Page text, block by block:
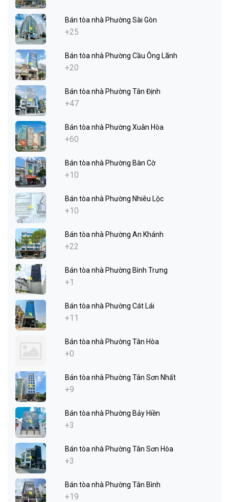
Bán tòa nhà Phường Sài Gòn
+25
Bán tòa nhà Phường Cầu Ông Lãnh
+20
Bán tòa nhà Phường Tân Định
+47
Bán tòa nhà Phường Xuân Hòa
+60
Bán tòa nhà Phường Bàn Cờ
+10
Bán tòa nhà Phường Nhiêu Lộc
+10
Bán tòa nhà Phường An Khánh
+22
Bán tòa nhà Phường Bình Trưng
+1
Bán tòa nhà Phường Cát Lái
+11
Bán tòa nhà Phường Tân Hòa
+0
Bán tòa nhà Phường Tân Sơn Nhất
+9
Bán tòa nhà Phường Bảy Hiền
+3
Bán tòa nhà Phường Tân Sơn Hòa
+3
Bán tòa nhà Phường Tân Bình
+19